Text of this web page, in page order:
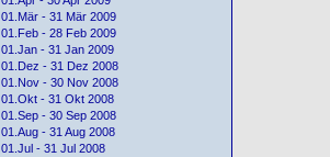
01.Mär - 31 Mär 2009
01.Feb - 28 Feb 2009
01.Jan - 31 Jan 2009
01.Dez - 31 Dez 2008
01.Nov - 30 Nov 2008
01.Okt - 31 Okt 2008
01.Sep - 30 Sep 2008
01.Aug - 31 Aug 2008
01.Jul - 31 Jul 2008